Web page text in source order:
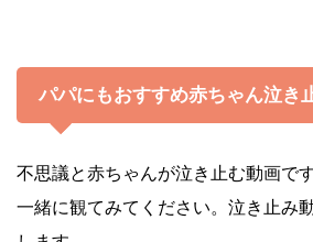
パパにもおすすめ赤ちゃん泣き
不思議と赤ちゃんが泣き止む動画で
一緒に観てみてください。泣き止み